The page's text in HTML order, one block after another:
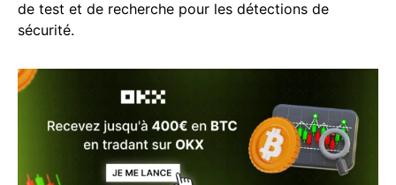
de test et de recherche pour les détections de
sécurité.